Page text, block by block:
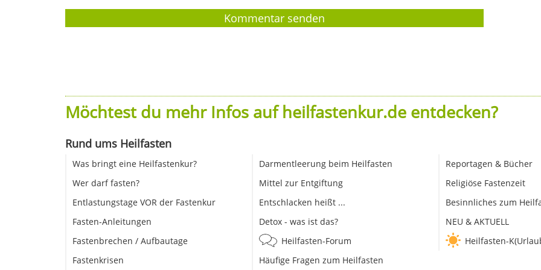
Möchtest du mehr Infos auf heilfastenkur.de entdecken?
Rund ums Heilfasten
Was bringt eine Heilfastenkur?
Wer darf fasten?
Entlastungstage VOR der Fastenkur
Fasten-Anleitungen
Fastenbrechen / Aufbautage
Fastenkrisen
Darmentleerung beim Heilfasten
Mittel zur Entgiftung
Entschlacken heißt ...
Detox - was ist das?
Heilfasten-Forum
Häufige Fragen zum Heilfasten
Reportagen & Bücher
Religiöse Fastenzeit
Besinnliches zum
NEU & AKTUELL
Heilfasten-